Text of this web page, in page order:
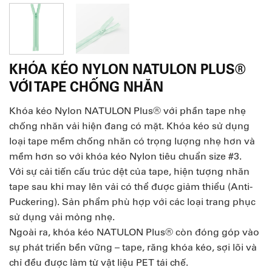
KHÓA KÉO NYLON NATULON PLUS®
VỚI TAPE CHỐNG NHĂN
Khóa kéo Nylon NATULON Plus® với phần tape nhẹ
chống nhăn vải hiện đang có mặt. Khóa kéo sử dụng
loại tape mềm chống nhăn có trọng lượng nhẹ hơn và
mềm hơn so với khóa kéo Nylon tiêu chuẩn size #3.
Với sự cải tiến cấu trúc dệt của tape, hiện tượng nhăn
tape sau khi may lên vải có thể được giảm thiểu (Anti-
Puckering). Sản phẩm phù hợp với các loại trang phục
sử dụng vải mỏng nhẹ.
Ngoài ra, khóa kéo NATULON Plus® còn đóng góp vào
sự phát triển bền vững – tape, răng khóa kéo, sợi lõi và
chỉ đều được làm từ vật liệu PET tái chế.